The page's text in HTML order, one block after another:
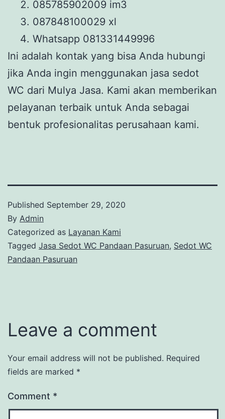
085785902009 im3
087848100029 xl
Whatsapp 081331449996
Ini adalah kontak yang bisa Anda hubungi
jika Anda ingin menggunakan jasa sedot
WC dari Mulya Jasa. Kami akan memberikan
pelayanan terbaik untuk Anda sebagai
bentuk profesionalitas perusahaan kami.
Published September 29, 2020
By Admin
Categorized as Layanan Kami
Tagged Jasa Sedot WC Pandaan Pasuruan, Sedot WC
Pandaan Pasuruan
Leave a comment
Your email address will not be published. Required
fields are marked *
Comment *